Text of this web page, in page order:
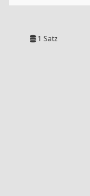
1 Satz